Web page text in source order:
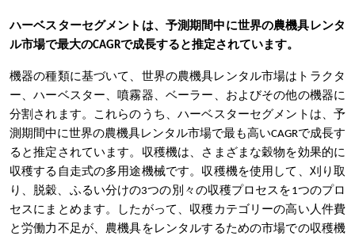
ハーベスターセグメントは、予測期間中に世界の農機具レンタ
ル市場で最大のCAGRで成長すると推定されています。
機器の種類に基づいて、世界の農機具レンタル市場はトラクタ
ー、ハーベスター、噴霧器、ベーラー、およびその他の機器に
分割されます。これらのうち、ハーベスターセグメントは、予
測期間中に世界の農機具レンタル市場で最も高いCAGRで成長す
ると推定されています。収穫機は、さまざまな穀物を効果的に
収穫する自走式の多用途機械です。収穫機を使用して、刈り取
り、脱穀、ふるい分けの3つの別々の収穫プロセスを1つのプロ
セスにまとめます。したがって、収穫カテゴリーの高い人件費
と労働力不足が、農機具をレンタルするための市場での収穫機